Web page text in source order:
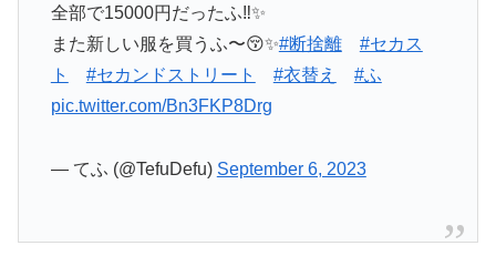
全部で15000円だったふ‼️✨
また新しい服を買うふ〜😚✨#断捨離
#セカス
ト
#セカンドストリート #衣替え
#ふ
pic.twitter.com/Bn3FKP8Drg
— てふ (@TefuDefu) September 6, 2023